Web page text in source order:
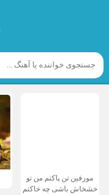
مورفین تن پاکتم من تو
خشخاش باشی چه خاکتم